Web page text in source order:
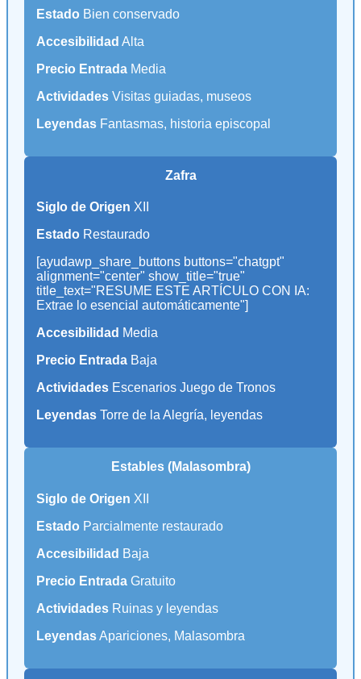
Estado Bien conservado
Accesibilidad Alta
Precio Entrada Media
Actividades Visitas guiadas, museos
Leyendas Fantasmas, historia episcopal
Zafra
Siglo de Origen XII
Estado Restaurado
[ayudawp_share_buttons buttons="chatgpt"
alignment="center" show_title="true"
title_text="RESUME ESTE ARTÍCULO CON IA:
Extrae lo esencial automáticamente"]
Accesibilidad Media
Precio Entrada Baja
Actividades Escenarios Juego de Tronos
Leyendas Torre de la Alegría, leyendas
Estables (Malasombra)
Siglo de Origen XII
Estado Parcialmente restaurado
Accesibilidad Baja
Precio Entrada Gratuito
Actividades Ruinas y leyendas
LeyendasApariciones, Malasombra